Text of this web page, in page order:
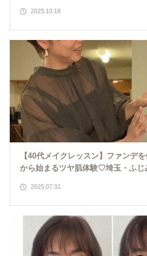
2025.10.16
【40代メイクレッスン】ファンデ
から始まるツヤ肌体験♡埼玉・ふじ
2025.07.31